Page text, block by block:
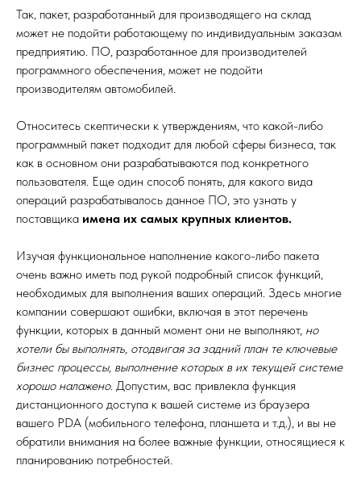
Так, пакет, разработанный для производящего на склад
может не подойти работающему по индивидуальным заказам
предприятию. ПО, разработанное для производителей
программного обеспечения, может не подойти
производителям автомобилей.
Относитесь скептически к утверждениям, что какой-либо
программный пакет подходит для любой сферы бизнеса, так
как в основном они разрабатываются под конкретного
пользователя. Еще один способ понять, для какого вида
операций разрабатывалось данное ПО, это узнать у
поставщика имена их самых крупных клиентов.
Изучая функциональное наполнение какого-либо пакета
очень важно иметь под рукой подробный список функций,
необходимых для выполнения ваших операций. Здесь многие
компании совершают ошибки, включая в этот перечень
функции, которых в данный момент они не выполняют, но
хотели бы выполнять, отодвигая за задний план те ключевые
бизнес процессы, выполнение которых в их текущей системе
хорошо налажено. Допустим, вас привлекла функция
дистанционного доступа к вашей системе из браузера
вашего PDA (мобильного телефона, планшета и т.д.), и вы не
обратили внимания на более важные функции, относящиеся к
планированию потребностей.